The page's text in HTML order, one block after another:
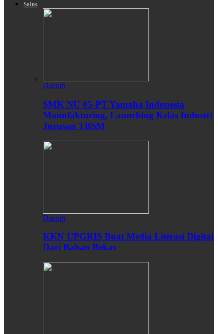
Sains
Daerah
SMK NU 05-PT Yamaha Indonesia
Manufakturing, Launching Kelas Industri
Jurusan TBSM
Daerah
KKN UPGRIS Buat Media Literasi Digital
Dari Bahan Bekas